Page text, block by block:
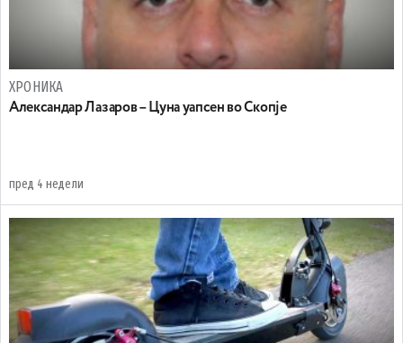
ХРОНИКА
Александар Лазаров – Цуна уапсен во Скопје
пред 4 недели